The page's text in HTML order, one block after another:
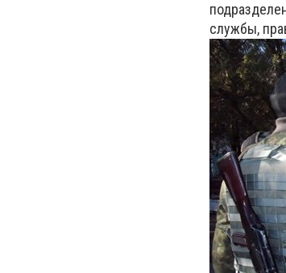
службы,